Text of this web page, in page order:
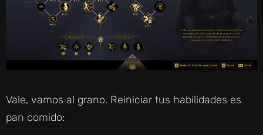
Vale, vamos al grano. Reiniciar tus habilidades es
pan comido: